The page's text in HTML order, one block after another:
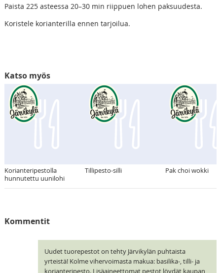
Paista 225 asteessa 20–30 min riippuen lohen paksuudesta.
Koristele korianterilla ennen tarjoilua.
Katso myös
Korianteripestolla
hunnutettu uunilohi
Tillipesto-silli Pak choi wokki
Kommentit
Uudet tuorepestot on tehty Järvikylän puhtaista
yrteistä! Kolme vihervoimasta makua: basilika-, tilli- ja
korianteripesto. Lisäaineettomat pestot löydät kaupan